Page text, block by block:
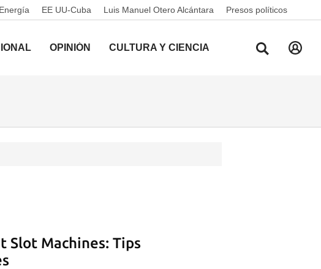
Energía EE UU-Cuba Luis Manuel Otero Alcántara Presos políticos
OPINIÓN CULTURA Y CIENCIA
Slot Machines: Tips